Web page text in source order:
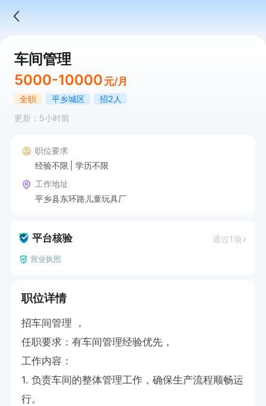
车间管理
5000-10000 元/月
全职 平乡城区
招2人
更新：5小时前
职位要求
经验不限
学历不限
工作地址
平乡县东环路儿童玩具厂
平台核验 通过1项
营业执照
职位详情
招车间管理 ，
任职要求：有车间管理经验优先，
工作内容：
1. 负责车间的整体管理工作，确保生产流程顺畅运
行。